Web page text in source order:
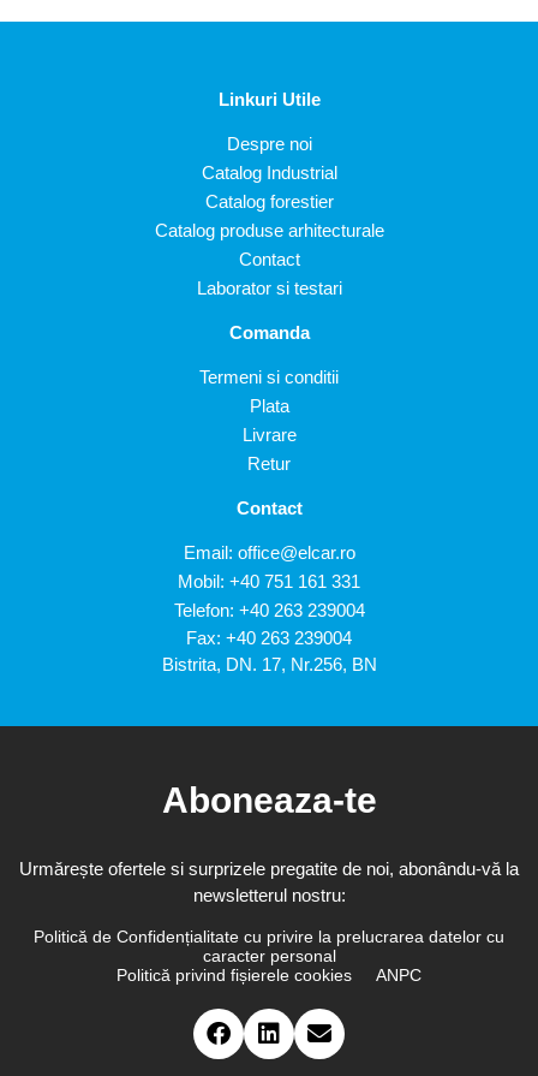
Linkuri Utile
Despre noi
Catalog Industrial
Catalog forestier
Catalog produse arhitecturale
Contact
Laborator si testari
Comanda
Termeni si conditii
Plata
Livrare
Retur
Contact
Email: office@elcar.ro
Mobil: +40 751 161 331
Telefon: +40 263 239004
Fax: +40 263 239004
Bistrita, DN. 17, Nr.256, BN
Aboneaza-te
Urmărește ofertele si surprizele pregatite de noi, abonându-vă la
newsletterul nostru:
Politică de Confidențialitate cu privire la prelucrarea datelor cu
caracter personal
Politică privind fișierele cookies
ANPC